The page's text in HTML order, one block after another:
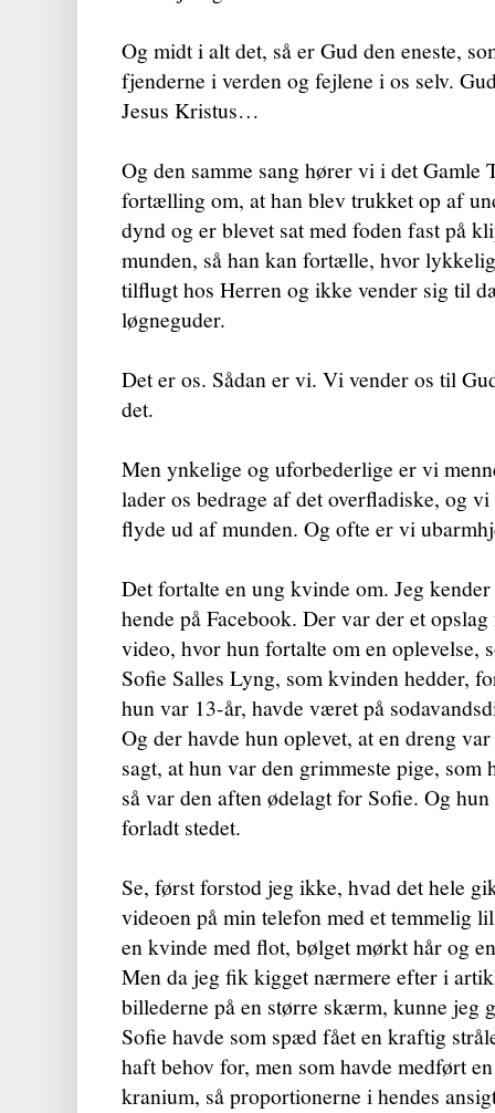
Og midt i alt det, så er Gud den eneste,
fjenderne i verden og fejlene i os selv.
Jesus Kristus…
Og den samme sang hører vi i det Gamle
fortælling om, at han blev trukket op af
dynd og er blevet sat med foden fast på
munden, så han kan fortælle, hvor
tilflugt hos Herren og ikke vender sig til
løgneguder.
Det er os. Sådan er vi. Vi vender os til
det.
Men ynkelige og uforbederlige er vi
lader os bedrage af det overfladiske, og
flyde ud af munden. Og ofte er vi
Det fortalte en ung kvinde om. Jeg
hende på Facebook. Der var der et
video, hvor hun fortalte om en oplevelse,
Sofie Salles Lyng, som kvinden hedder,
hun var 13-år, havde været på
Og der havde hun oplevet, at en dreng
sagt, at hun var den grimmeste pige, som
så var den aften ødelagt for Sofie. Og
forladt stedet.
Se, først forstod jeg ikke, hvad det hele
videoen på min telefon med et temmelig
en kvinde med flot, bølget mørkt hår og
Men da jeg fik kigget nærmere efter i
billederne på en større skærm, kunne jeg
Sofie havde som spæd fået en kraftig
haft behov for, men som havde medført
kranium, så proportionerne i hendes